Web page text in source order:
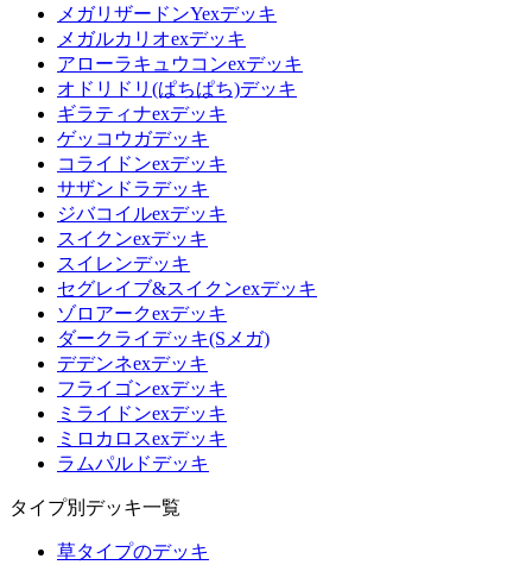
メガリザードンYexデッキ
メガルカリオexデッキ
アローラキュウコンexデッキ
オドリドリ(ぱちぱち)デッキ
ギラティナexデッキ
ゲッコウガデッキ
コライドンexデッキ
サザンドラデッキ
ジバコイルexデッキ
スイクンexデッキ
スイレンデッキ
セグレイブ&スイクンexデッキ
ゾロアークexデッキ
ダークライデッキ(Sメガ)
デデンネexデッキ
フライゴンexデッキ
ミライドンexデッキ
ミロカロスexデッキ
ラムパルドデッキ
タイプ別デッキ一覧
草タイプのデッキ